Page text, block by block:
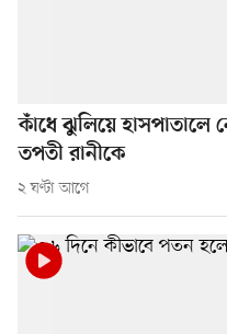
কাঁধে ঝুলিয়ে হাসপাতালে
তপতী রানীকে
২ ঘণ্টা আগে